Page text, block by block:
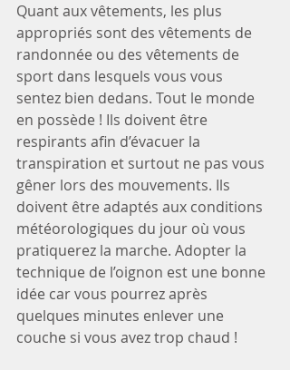
Quant aux vêtements, les plus
appropriés sont des vêtements de
randonnée ou des vêtements de
sport dans lesquels vous vous
sentez bien dedans. Tout le monde
en possède ! Ils doivent être
respirants afin d’évacuer la
transpiration et surtout ne pas vous
gêner lors des mouvements. Ils
doivent être adaptés aux conditions
météorologiques du jour où vous
pratiquerez la marche. Adopter la
technique de l’oignon est une bonne
idée car vous pourrez après
quelques minutes enlever une
couche si vous avez trop chaud !